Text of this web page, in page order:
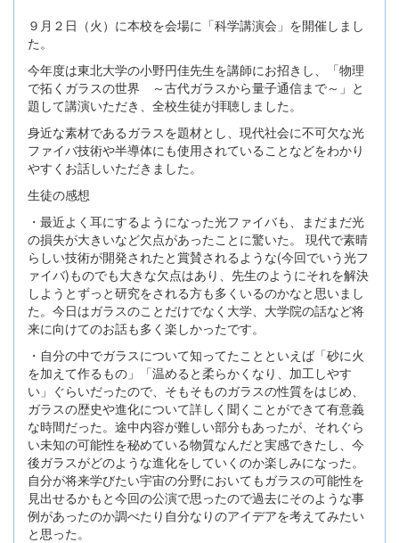
９月２日（火）に本校を会場に「科学講演会」を開催しまし
た。
今年度は東北大学の小野円佳先生を講師にお招きし、「物理
で拓くガラスの世界 ～古代ガラスから量子通信まで～」と
題して講演いただき、全校生徒が拝聴しました。
身近な素材であるガラスを題材とし、現代社会に不可欠な光
ファイバ技術や半導体にも使用されていることなどをわかり
やすくお話しいただきました。
生徒の感想
・最近よく耳にするようになった光ファイバも、まだまだ光
の損失が大きいなど欠点があったことに驚いた。 現代で素晴
らしい技術が開発されたと賞賛されるような(今回でいう光フ
ァイバ)ものでも大きな欠点はあり、先生のようにそれを解決
しようとずっと研究をされる方も多くいるのかなと思いまし
た。今日はガラスのことだけでなく大学、大学院の話など将
来に向けてのお話も多く楽しかったです。
・自分の中でガラスについて知ってたことといえば「砂に火
を加えて作るもの」「温めると柔らかくなり、加工しやす
い」ぐらいだったので、そもそものガラスの性質をはじめ、
ガラスの歴史や進化について詳しく聞くことができて有意義
な時間だった。途中内容が難しい部分もあったが、それぐら
い未知の可能性を秘めている物質なんだと実感できたし、今
後ガラスがどのような進化をしていくのか楽しみになった。
自分が将来学びたい宇宙の分野においてもガラスの可能性を
見出せるかもと今回の公演で思ったので過去にそのような事
例があったのか調べたり自分なりのアイデアを考えてみたい
と思った。